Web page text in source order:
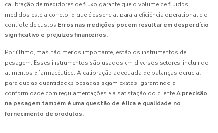
calibração de medidores de fluxo garante que o volume de fluidos
medidos esteja correto, o que é essencial para a eficiência operacional e o
controle de custos.Erros nas medições podem resultar em desperdício
significativo e prejuízos financeiros.
Por último, mas não menos importante, estão os instrumentos de
pesagem. Esses instrumentos são usados em diversos setores, incluindo
alimentos e farmacêutico. A calibração adequada de balanças é crucial
para que as quantidades pesadas sejam exatas, garantindo a
conformidade com regulamentações e a satisfação do cliente.A precisão
na pesagem também é uma questão de ética e qualidade no
fornecimento de produtos.